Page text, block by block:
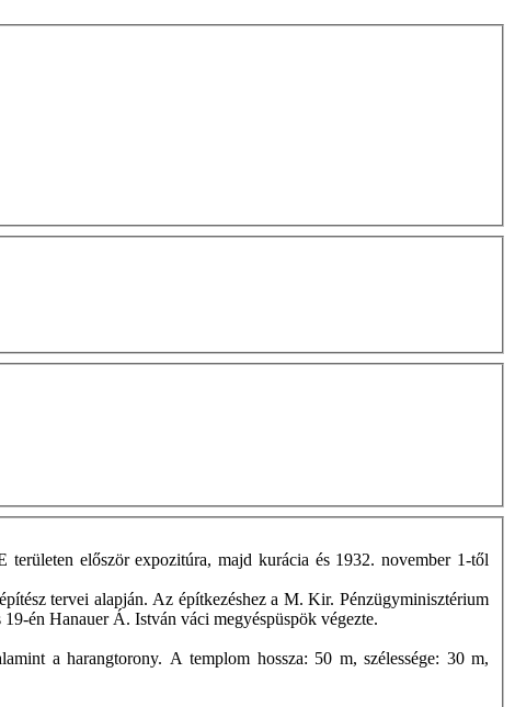
területen először expozitúra, majd kurácia és 1932. november 1-től
tervei alapján. Az építkezéshez a M. Kir. Pénzügyminisztérium
én Hanauer Á. István váci megyéspüspök végezte.
a harangtorony. A templom hossza: 50 m, szélessége: 30 m,